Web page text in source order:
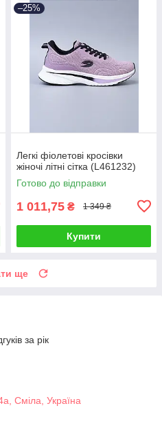
–25%
Легкі фіолетові кросівки
жіночі літні сітка (L461232)
Готово до відправки
1 011,75 ₴ 1 349 ₴
Купити
ще
за рік
Сміла, Україна